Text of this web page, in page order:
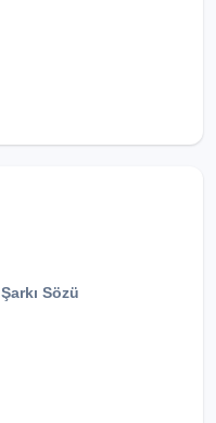
Şarkı Sözü